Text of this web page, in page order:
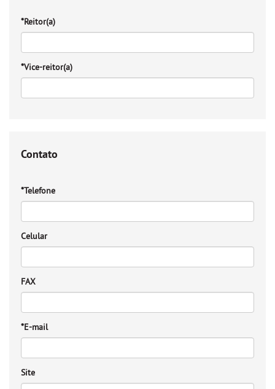
*Reitor(a)
*Vice-reitor(a)
Contato
*Telefone
Celular
FAX
*E-mail
Site